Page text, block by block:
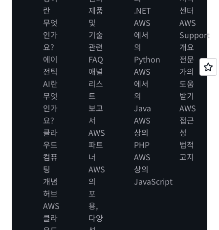
란
무엇
인가
요?
에이
전틱
AI란
무엇
인가
요?
클라
우드
컴퓨
팅
개념
허브
AWS
클라
제품
및
기술
관련
FAQ
애널
리스
트
보고
서
AWS
파트
너
AWS
의
포
용,
다양
.NET
AWS
에서
의
Python
AWS
에서
의
Java
AWS
상의
PHP
AWS
상의
JavaScript
센터
AWS
Support
개요
전문
가의
도움
받기
AWS
접근
성
법적
고지